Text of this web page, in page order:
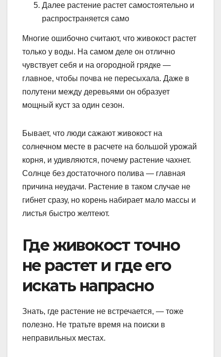
Далее растение растет самостоятельно и
распространяется само
Многие ошибочно считают, что живокост растет
только у воды. На самом деле он отлично
чувствует себя и на огородной грядке —
главное, чтобы почва не пересыхала. Даже в
полутени между деревьями он образует
мощный куст за один сезон.
Бывает, что люди сажают живокост на
солнечном месте в расчете на большой урожай
корня, и удивляются, почему растение чахнет.
Солнце без достаточного полива — главная
причина неудачи. Растение в таком случае не
гибнет сразу, но корень набирает мало массы и
листья быстро желтеют.
Где живокост точно
не растет и где его
искать напрасно
Знать, где растение не встречается, — тоже
полезно. Не тратьте время на поиски в
неправильных местах.